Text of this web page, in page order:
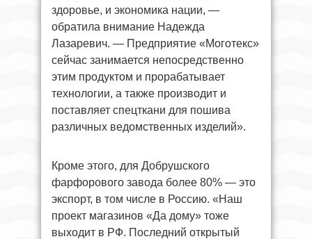
здоровье, и экономика нации, —
обратила внимание Надежда
Лазаревич. — Предприятие «Моготекс»
сейчас занимается непосредственно
этим продуктом и прорабатывает
технологии, а также производит и
поставляет спецткани для пошива
различных ведомственных изделий».
Кроме этого, для Добрушского
фарфорового завода более 80% — это
экспорт, в том числе в Россию. «Наш
проект магазинов «Да дому» тоже
выходит в РФ. Последний открытый